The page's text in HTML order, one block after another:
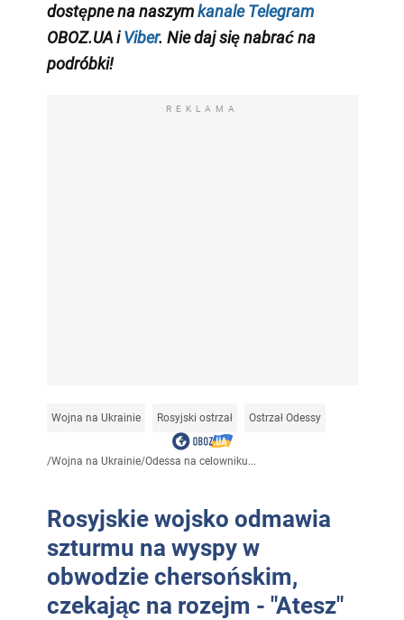
dostępne na naszymkanale Telegram
OBOZ.UA iViber. Nie daj się nabrać na
podróbki!
REKLAMA
Wojna na Ukrainie Rosyjski ostrzał Ostrzał Odessy
/Wojna na Ukrainie/Odessa na celowniku...
Rosyjskie wojsko odmawia
szturmu na wyspy w
obwodzie chersońskim,
czekając na rozejm - "Atesz"